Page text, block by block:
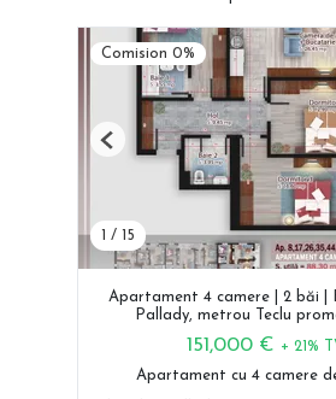
Comision 0%
/ 15
Previous
Apartament 4 camere | 2 băi |
Pallady, metrou Teclu
151,000 € + 21%
Apartament cu 4 camere